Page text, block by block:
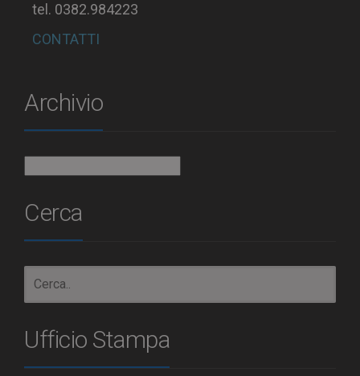
tel. 0382.984223
CONTATTI
Archivio
Cerca
Ufficio Stampa